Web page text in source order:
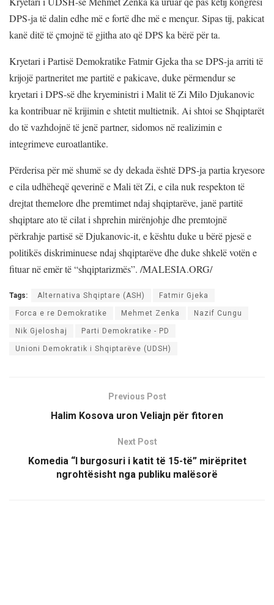
DPS-ja të dalin edhe më e fortë dhe më e mençur. Sipas tij, pakicat
kanë ditë të çmojnë të gjitha ato që DPS ka bërë për ta.
Kryetari i Partisë Demokratike Fatmir Gjeka tha se DPS-ja arriti të
krijojë partneritet me partitë e pakicave, duke përmendur se
kryetari i DPS-së dhe kryeministri i Malit të Zi Milo Djukanovic
ka kontribuar në krijimin e shtetit multietnik. Ai shtoi se Shqiptarët
do të vazhdojnë të jenë partner, sidomos në realizimin e
integrimeve euroatlantike.
Përderisa për më shumë se dy dekada është DPS-ja partia kryesore
e cila udhëheqë qeverinë e Mali tët Zi, e cila nuk respekton të
drejtat themelore dhe premtimet ndaj shqiptarëve, janë partitë
shqiptare ato të cilat i shprehin mirënjohje dhe premtojnë
përkrahje partisë së Djukanovic-it, e kështu duke u bërë pjesë e
politikës diskriminuese ndaj shqiptarëve dhe duke shkelë votën e
fituar në emër të “shqiptarizmës”. /MALESIA.ORG/
Tags: Alternativa Shqiptare (ASH) Fatmir Gjeka
Forca e re Demokratike Mehmet Zenka Nazif Cungu
Nik Gjeloshaj Parti Demokratike - PD
Unioni Demokratik i Shqiptarëve (UDSH)
Previous Post
Halim Kosova uron Veliajn për fitoren
Next Post
Komedia “I burgosuri i katit të 15-të” mirëpritet
ngrohtësisht nga publiku malësorë